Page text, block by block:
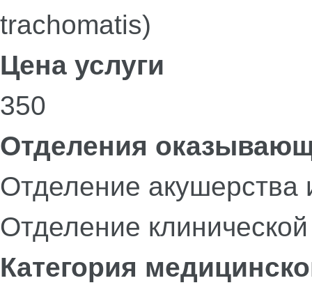
trachomatis)
Цена услуги
350
Отделения
Отделение акушерства
Отделение
Категория